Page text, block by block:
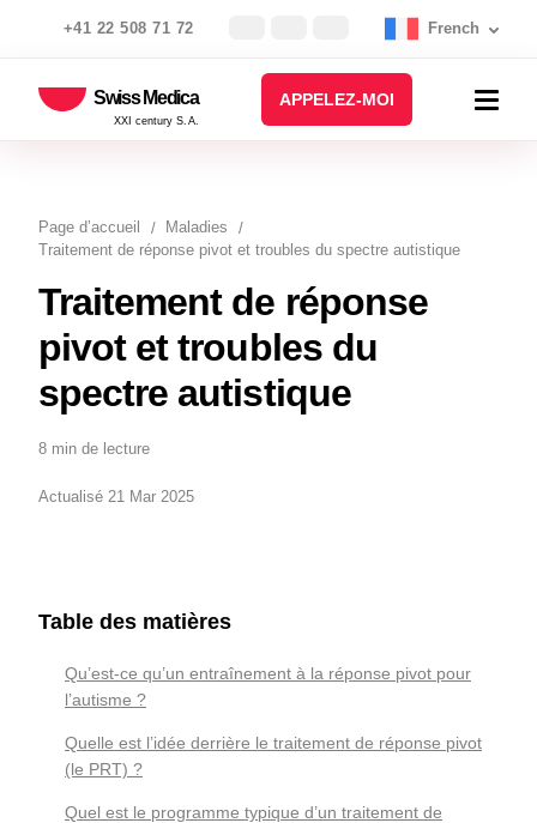
+41 22 508 71 72 French
Swiss Medica
XXI century S.A.
APPELEZ-MOI
Page d’accueil
Maladies
Traitement de réponse pivot et troubles du spectre autistique
Traitement de réponse
pivot et troubles du
spectre autistique
8 min de lecture
Actualisé 21 Mar 2025
Table des matières
Qu’est-ce qu’un entraînement à la réponse pivot pour
l’autisme ?
Quelle est l’idée derrière le traitement de réponse pivot
(le PRT) ?
Quel est le programme typique d’un traitement de